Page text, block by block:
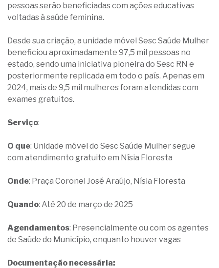
pessoas serão beneficiadas com ações educativas
voltadas à saúde feminina.
Desde sua criação, a unidade móvel Sesc Saúde Mulher
beneficiou aproximadamente 97,5 mil pessoas no
estado, sendo uma iniciativa pioneira do Sesc RN e
posteriormente replicada em todo o país. Apenas em
2024, mais de 9,5 mil mulheres foram atendidas com
exames gratuitos.
Serviço:
O que: Unidade móvel do Sesc Saúde Mulher segue
com atendimento gratuito em Nísia Floresta
Onde: Praça Coronel José Araújo, Nísia Floresta
Quando: Até 20 de março de 2025
Agendamentos: Presencialmente ou com os agentes
de Saúde do Município, enquanto houver vagas
Documentação necessária: